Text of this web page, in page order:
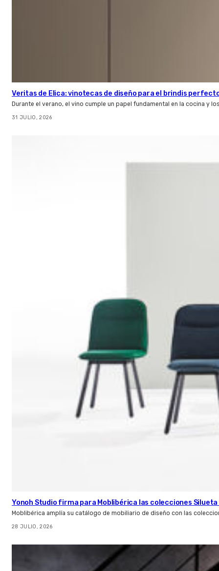
Veritas de Elica: vinotecas de diseño para el brindis
Durante el verano, el vino cumple un papel fundamental en la cocina y
31 JULIO, 2026
Yonoh Studio firma para Moblibérica las colecciones Silueta
Moblibérica amplía su catálogo de mobiliario de diseño con las
28 JULIO, 2026